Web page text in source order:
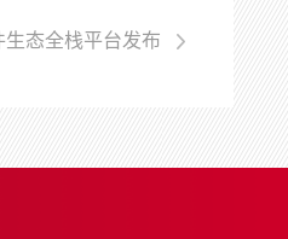
生态全栈平台发布